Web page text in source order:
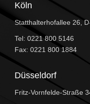
Köln
Statthalterhofallee 26,
Tel: 0221 800 5146
Fax: 0221 800 1884
Düsseldorf
Fritz-Vornfelde-Straße